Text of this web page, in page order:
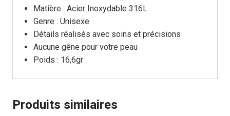
Matière : Acier Inoxydable 316L
Genre : Unisexe
Détails réalisés avec soins et précisions
Aucune gêne pour votre peau
Poids : 16,6gr
Produits similaires